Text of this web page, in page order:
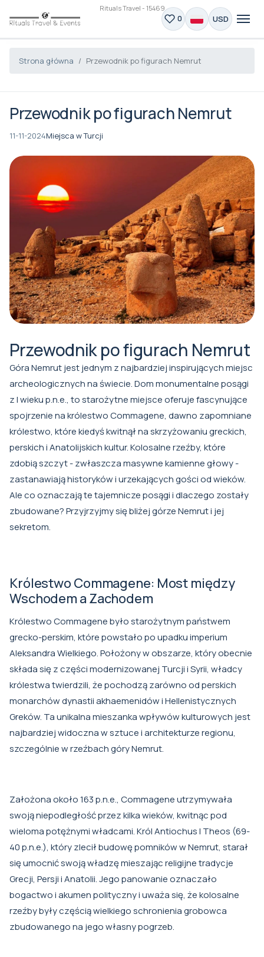
Rituals Travel - 15469
0 USD
Strona główna Przewodnik po figurach Nemrut
Przewodnik po figurach Nemrut
11-11-2024Miejsca w Turcji
Przewodnik po figurach Nemrut
Góra Nemrut jest jednym z najbardziej inspirujących miejsc
archeologicznych na świecie. Dom monumentalne posągi
z I wieku p.n.e., to starożytne miejsce oferuje fascynujące
spojrzenie na królestwo Commagene, dawno zapomniane
królestwo, które kiedyś kwitnął na skrzyżowaniu greckich,
perskich i Anatolijskich kultur. Kolosalne rzeźby, które
zdobią szczyt - zwłaszcza masywne kamienne głowy -
zastanawiają historyków i urzekających gości od wieków.
Ale co oznaczają te tajemnicze posągi i dlaczego zostały
zbudowane? Przyjrzyjmy się bliżej górze Nemrut i jej
sekretom.
Królestwo Commagene: Most między
Wschodem a Zachodem
Królestwo Commagene było starożytnym państwem
grecko-perskim, które powstało po upadku imperium
Aleksandra Wielkiego. Położony w obszarze, który obecnie
składa się z części modernizowanej Turcji i Syrii, władcy
królestwa twierdzili, że pochodzą zarówno od perskich
monarchów dynastii akhaemenidów i Hellenistycznych
Greków. Ta unikalna mieszanka wpływów kulturowych jest
najbardziej widoczna w sztuce i architekturze regionu,
szczególnie w rzeźbach góry Nemrut.
Założona około 163 p.n.e., Commagene utrzymywała
swoją niepodległość przez kilka wieków, kwitnąc pod
wieloma potężnymi władcami. Król Antiochus I Theos (69-
40 p.n.e.), który zlecił budowę pomników w Nemrut, starał
się umocnić swoją władzę mieszając religijne tradycje
Grecji, Persji i Anatolii. Jego panowanie oznaczało
bogactwo i akumen polityczny i uważa się, że kolosalne
rzeźby były częścią wielkiego schronienia grobowca
zbudowanego na jego własny pogrzeb.